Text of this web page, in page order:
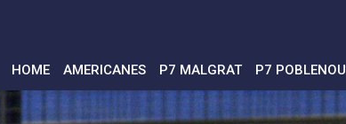
HOME AMERICANES P7 MALGRAT P7 POBLENOU